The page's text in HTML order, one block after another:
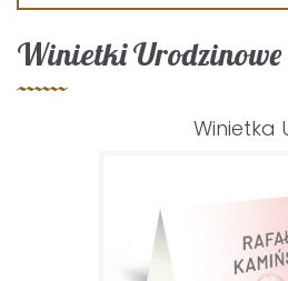
Winietki Urodzinowe
Winietka